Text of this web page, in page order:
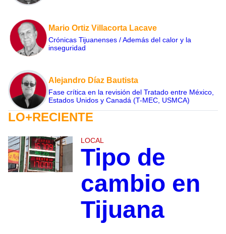
Mario Ortiz Villacorta Lacave
Crónicas Tijuanenses / Además del calor y la
inseguridad
Alejandro Díaz Bautista
Fase crítica en la revisión del Tratado entre México,
Estados Unidos y Canadá (T-MEC, USMCA)
LO+RECIENTE
LOCAL
Tipo de
cambio en
Tijuana